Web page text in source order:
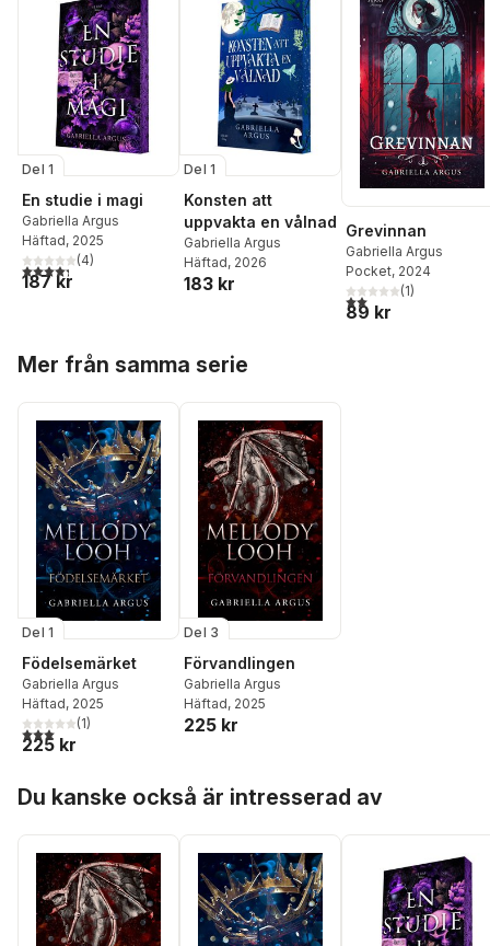
Del 1
En studie i magi
Gabriella Argus
Häftad, 2025
4,3utav 5 stjärnor. Totalt antal röster:
(4)
187 kr
Del 1
Konsten att
uppvakta en vålnad
Gabriella Argus
Häftad, 2026
183 kr
Grevinnan
Gabriella Argus
Pocket, 2024
2,0utav 5 stjärnor.
(1)
89 kr
Mer från samma serie
Del 1
Födelsemärket
Gabriella Argus
Häftad, 2025
3,0utav 5 stjärnor. Totalt antal röster:
(1)
225 kr
Del 3
Förvandlingen
Gabriella Argus
Häftad, 2025
225 kr
Du kanske också är intresserad av